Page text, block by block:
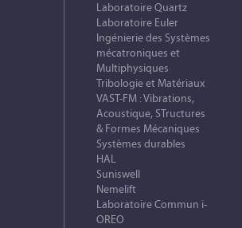
Laboratoire Quartz
Laboratoire Euler
Ingénierie des Systèmes
mécatroniques et
Multiphysiques
Tribologie et Matériaux
VAST-FM : Vibrations,
Acoustique, STructures
& Formes Mécaniques
Systèmes durables
HAL
Suniswell
Nemelift
Laboratoire Commun i-
OREO